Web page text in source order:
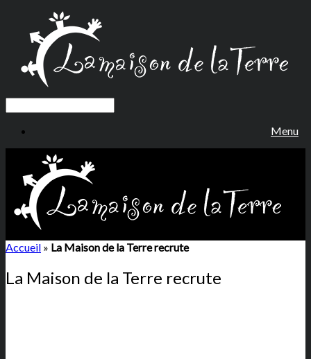
Menu
Accueil » La Maison de la Terre recrute
La Maison de la Terre recrute